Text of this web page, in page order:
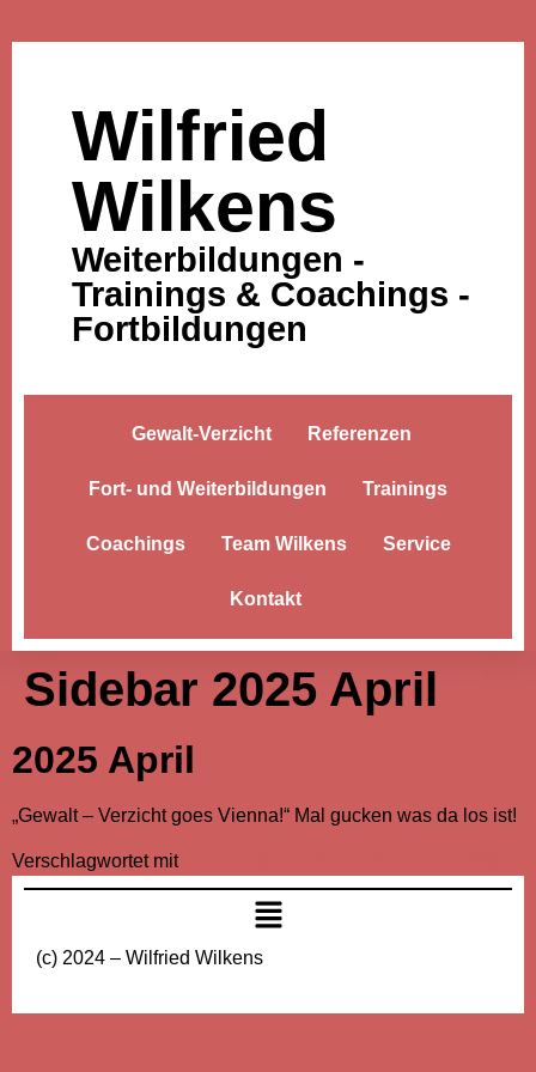
Wilfried
Wilkens
Weiterbildungen -
Trainings & Coachings -
Fortbildungen
Gewalt-Verzicht Referenzen
Fort- und Weiterbildungen Trainings
Coachings Team Wilkens Service
Kontakt
Sidebar 2025 April
2025 April
„Gewalt – Verzicht goes Vienna!“ Mal gucken was da los ist!
Verschlagwortet mit2025
(c) 2024 – Wilfried Wilkens